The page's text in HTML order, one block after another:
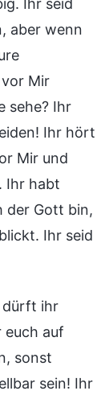
aber wenn
Mir
sehe? Ihr
Ihr hört
Mir und
Ihr habt
der Gott bin,
Ihr seid
dürft ihr
euch auf
sonst
sein! Ihr